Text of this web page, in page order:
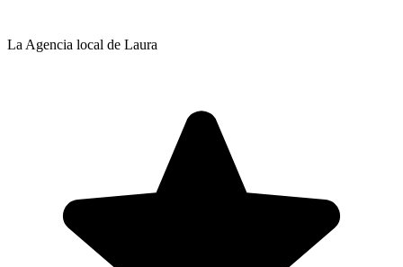
La Agencia local de Laura